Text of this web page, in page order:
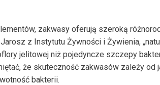
zakwasy oferują szeroką
z Instytutu Żywności i Żywienia,
jelitowej niż pojedyncze szczepy
że skuteczność zakwasów zależy
bakterii.